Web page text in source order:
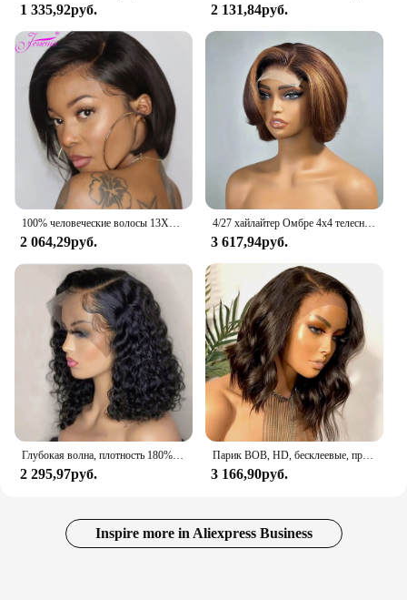
1 335,92руб. 2 131,84руб.
100% человеческие волосы 13X1 короткие парики вырезанные фальшивыми волосами прямые боб HD прозрачные кружевные фронтальные парики для черных женщин 250 плотный парик
2 064,29руб.
4/27 хайлайтер Омбре 4x4 телесные волнистые кружевные передние парики боб человеческие волосы коричневые смешанные светлые C части водяные волнистые парики 250% для женщин
3 617,94руб.
Глубокая волна, плотность 180%, предварительно выщипанная боковая часть, короткий боб 13*4, кружевные фронтальные бразильские парики из натуральных волос для чернокожих женщин
2 295,97руб.
Парик BOB, HD, бесклеевые, предварительно выщипанные, на шнуровке, передние парики из человеческих волос, свободные волнистые, 13X 4, парик на шнуровке спереди, волнистые парики для женщин, человеческие волосы
3 166,90руб.
Inspire more in Aliexpress Business